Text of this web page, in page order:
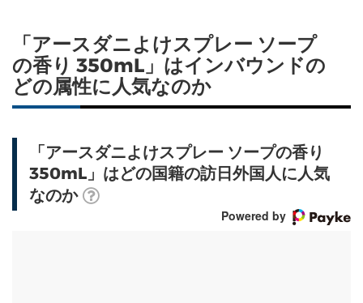
「アースダニよけスプレー ソープ
の香り 350mL」はインバウンドの
どの属性に人気なのか
「アースダニよけスプレー ソープの香り
350mL」はどの国籍の訪日外国人に人気
なのか
Powered by